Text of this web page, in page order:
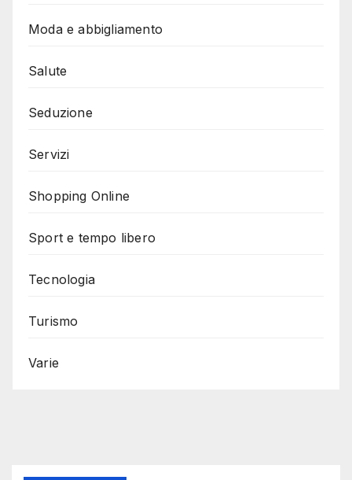
Moda e abbigliamento
Salute
Seduzione
Servizi
Shopping Online
Sport e tempo libero
Tecnologia
Turismo
Varie